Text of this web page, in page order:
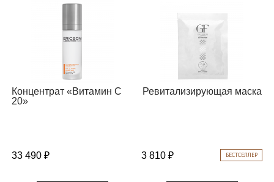
Концентрат «Витамин С
20»
33 490 ₽ БЕСТСЕЛЛЕР
Ревитализирующая маска
3 810 ₽